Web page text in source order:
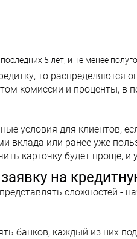
5 лет, и не менее
то распределяются
комиссии и проценты, в
условия для клиентов,
вклада или ранее уже
карточку будет проще, и
на
сложностей -
банков, каждый из них